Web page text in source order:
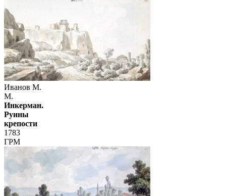
Иванов М.
М.
Инкерман.
Руины
крепости
1783
ГРМ